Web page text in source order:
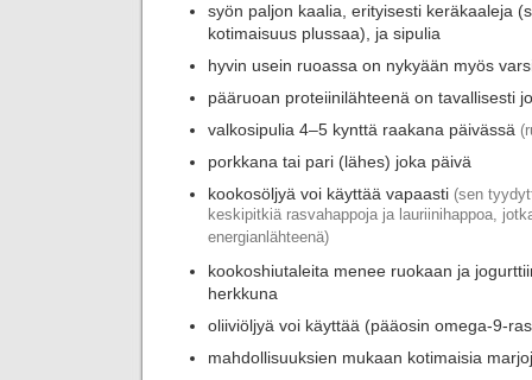
syön paljon kaalia, erityisesti keräkaaleja
kotimaisuus plussaa), ja sipulia
hyvin usein ruoassa on nykyään myös
pääruoan proteiinilähteenä on tavallisesti
valkosipulia 4–5 kynttä raakana päivässä
porkkana tai pari (lähes) joka päivä
kookosöljyä voi käyttää vapaasti (sen
keskipitkiä rasvahappoja ja lauriinihappoa,
energianlähteenä)
kookoshiutaleita menee ruokaan ja
herkkuna
oliiviöljyä voi käyttää (pääosin omega-9-
mahdollisuuksien mukaan kotimaisia